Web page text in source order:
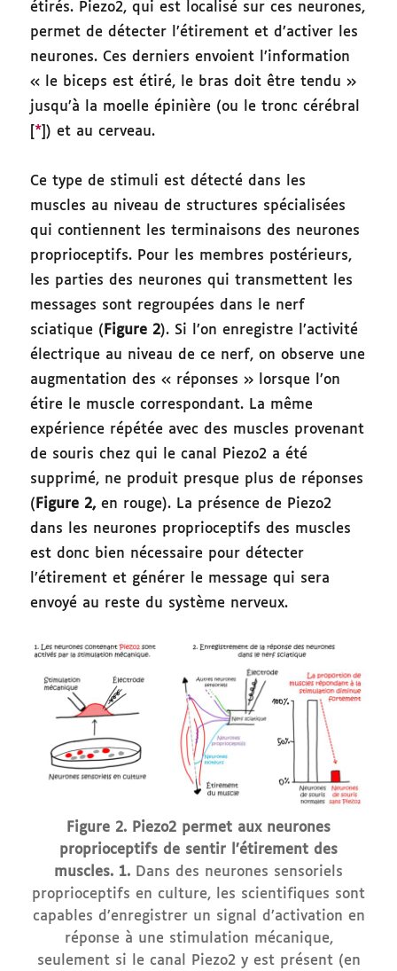
étirés. Piezo2, qui est localisé sur ces neurones,
permet de détecter l’étirement et d’activer les
neurones. Ces derniers envoient l’information
« le biceps est étiré, le bras doit être tendu »
jusqu’à la moelle épinière (ou le tronc cérébral
* ]) et au cerveau.
Ce type de stimuli est détecté dans les
muscles au niveau de structures spécialisées
qui contiennent les terminaisons des neurones
proprioceptifs. Pour les membres postérieurs,
les parties des neurones qui transmettent les
messages sont regroupées dans le nerf
sciatique ( Figure 2). Si l’on enregistre l’activité
électrique au niveau de ce nerf, on observe une
augmentation des « réponses » lorsque l’on
étire le muscle correspondant. La même
expérience répétée avec des muscles provenant
de souris chez qui le canal Piezo2 a été
supprimé, ne produit presque plus de réponses
( Figure 2,en rouge). La présence de Piezo2
dans les neurones proprioceptifs des muscles
est donc bien nécessaire pour détecter
l’étirement et générer le message qui sera
envoyé au reste du système nerveux.
Figure 2. Piezo2 permet aux neurones
proprioceptifs de sentir l’étirement des
muscles. 1. Dans des neurones sensoriels
proprioceptifs en culture, les scientifiques sont
capables d’enregistrer un signal d’activation en
réponse à une stimulation mécanique,
seulement si le canal Piezo2 y est présent (en